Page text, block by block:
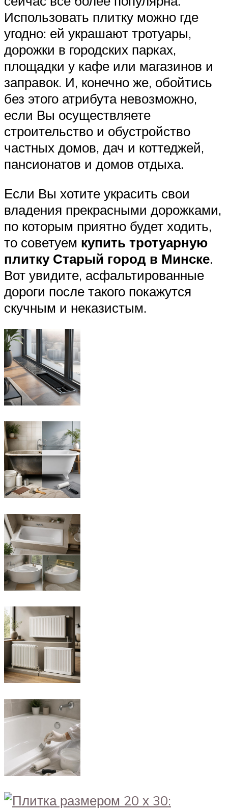
Использовать плитку можно где
угодно: ей украшают тротуары,
дорожки в городских парках,
площадки у кафе или магазинов и
заправок. И, конечно же, обойтись
без этого атрибута невозможно,
если Вы осуществляете
строительство и обустройство
частных домов, дач и коттеджей,
пансионатов и домов отдыха.
Если Вы хотите украсить свои
владения прекрасными дорожками,
по которым приятно будет ходить,
то советуем купить тротуарную
плитку Старый город в Минске.
Вот увидите, асфальтированные
дороги после такого покажутся
скучным и неказистым.